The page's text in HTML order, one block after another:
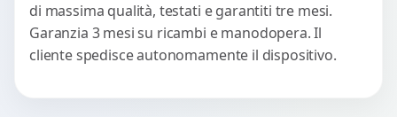
di massima qualità, testati e garantiti tre mesi.
Garanzia 3 mesi su ricambi e manodopera. Il
cliente spedisce autonomamente il dispositivo.